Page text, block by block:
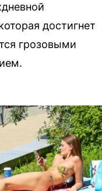
достигнет
грозовыми